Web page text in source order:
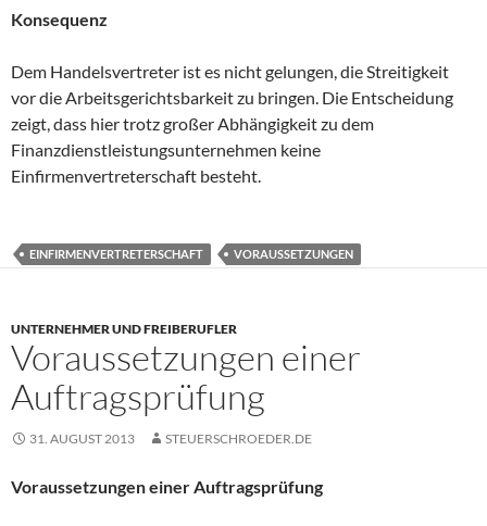
Konsequenz
Dem Handelsvertreter ist es nicht gelungen, die Streitigkeit
vor die Arbeitsgerichtsbarkeit zu bringen. Die Entscheidung
zeigt, dass hier trotz großer Abhängigkeit zu dem
Finanzdienstleistungsunternehmen keine
Einfirmenvertreterschaft besteht.
EINFIRMENVERTRETERSCHAFT VORAUSSETZUNGEN
UNTERNEHMER UND FREIBERUFLER
Voraussetzungen einer
Auftragsprüfung
31. AUGUST 2013 STEUERSCHROEDER.DE
Voraussetzungen einer Auftragsprüfung